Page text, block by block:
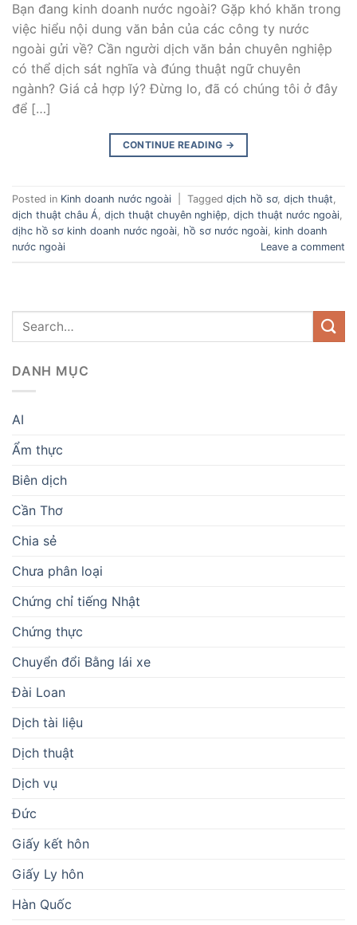
Bạn đang kinh doanh nước ngoài? Gặp khó khăn trong
việc hiểu nội dung văn bản của các công ty nước
ngoài gửi về? Cần người dịch văn bản chuyên nghiệp
có thể dịch sát nghĩa và đúng thuật ngữ chuyên
ngành? Giá cả hợp lý? Đừng lo, đã có chúng tôi ở đây
để […]
CONTINUE READING →
Posted in Kinh doanh nước ngoài Tagged dịch hồ sơ, dịch thuật,
dịch thuật châu Á, dịch thuật chuyên nghiệp, dịch thuật nước ngoài,
dịhc hồ sơ kinh doanh nước ngoài, hồ sơ nước ngoài, kinh doanh
nước ngoài
Leave a comment
DANH MỤC
AI
Ẩm thực
Biên dịch
Cần Thơ
Chia sẻ
Chưa phân loại
Chứng chỉ tiếng Nhật
Chứng thực
Chuyển đổi Bằng lái xe
Đài Loan
Dịch tài liệu
Dịch thuật
Dịch vụ
Đức
Giấy kết hôn
Giấy Ly hôn
Hàn Quốc